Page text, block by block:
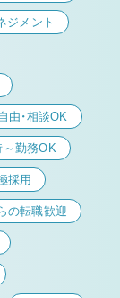
ジメント
由・相談OK
～勤務OK
採用
の転職歓迎